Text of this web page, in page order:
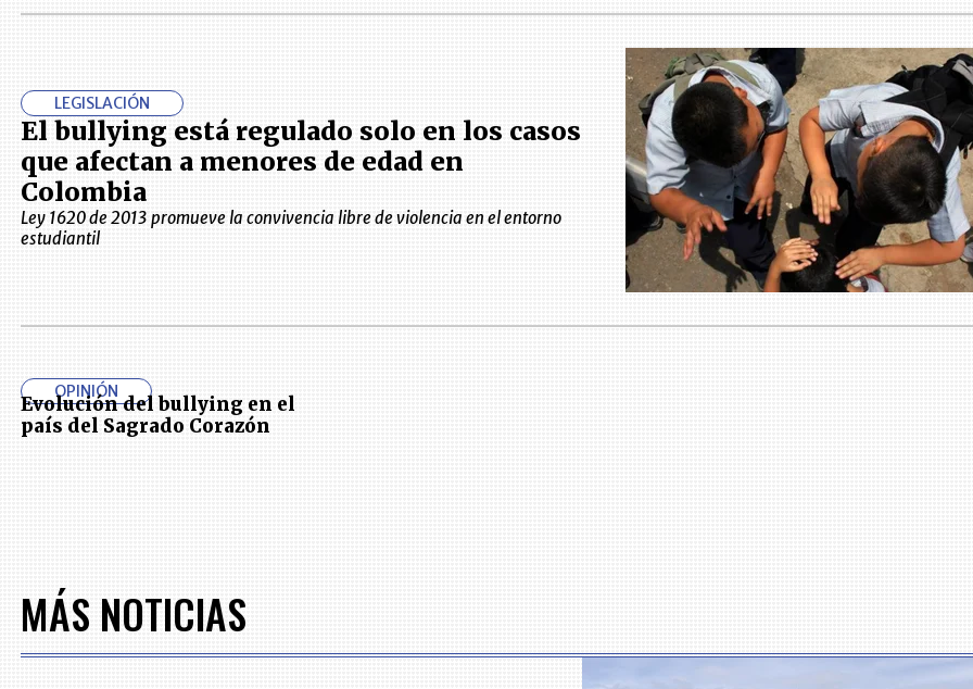
LEGISLACIÓN
El bullying está regulado solo en los casos
que afectan a menores de edad en
Colombia
Ley 1620 de 2013 promueve la convivencia libre de violencia en el entorno
estudiantil
OPINIÓN
Evolución del bullying en el
país del Sagrado Corazón
MÁS NOTICIAS